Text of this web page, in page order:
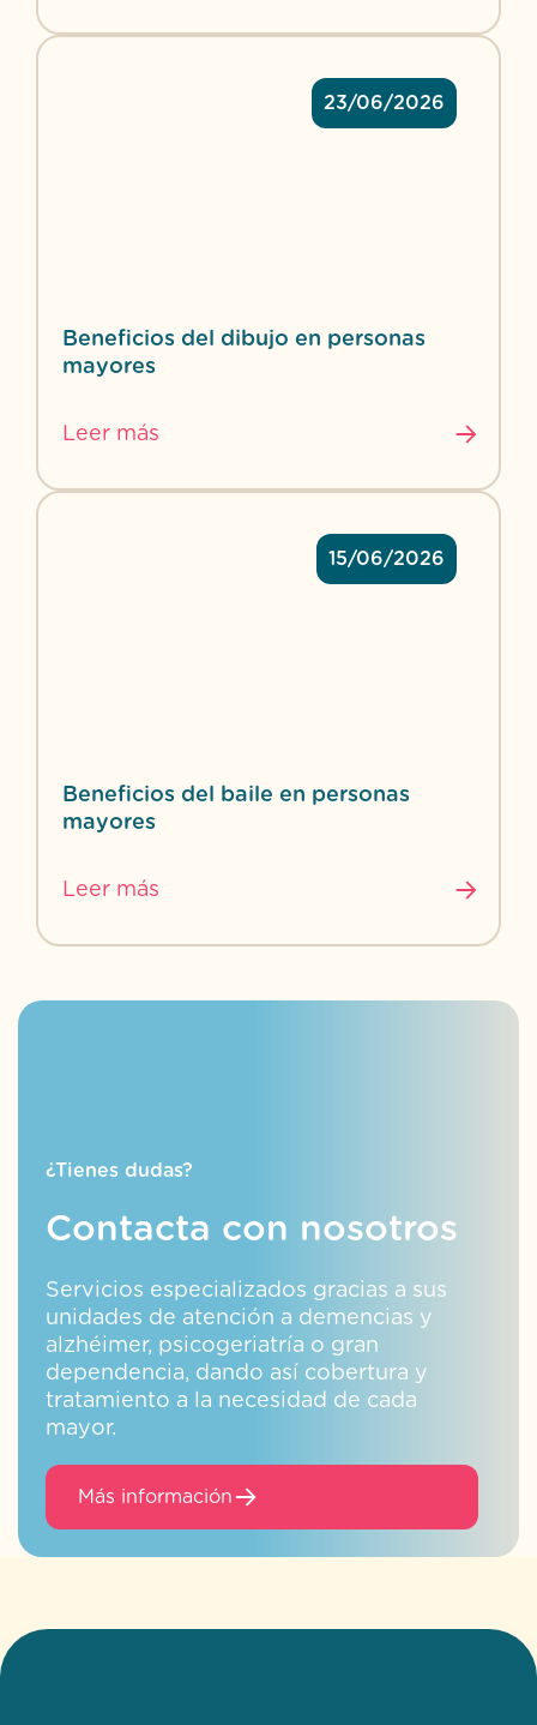
23/06/2026
Beneficios del dibujo en personas
mayores
Leer más
15/06/2026
Beneficios del baile en personas
mayores
Leer más
¿Tienes dudas?
Contacta con nosotros
Servicios especializados gracias a sus
unidades de atención a demencias y
alzhéimer, psicogeriatría o gran
dependencia, dando así cobertura y
tratamiento a la necesidad de cada
mayor.
Más información